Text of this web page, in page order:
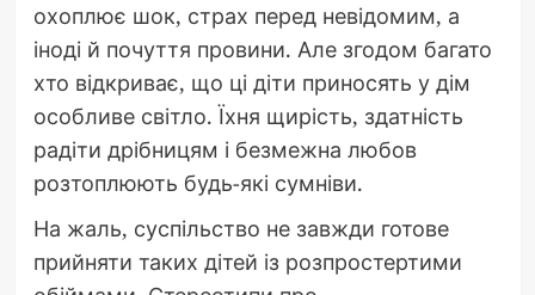
охоплює шок, страх перед невідомим, а
іноді й почуття провини. Але згодом багато
хто відкриває, що ці діти приносять у дім
особливе світло. Їхня щирість, здатність
радіти дрібницям і безмежна любов
розтоплюють будь-які сумніви.
На жаль, суспільство не завжди готове
прийняти таких дітей із розпростертими